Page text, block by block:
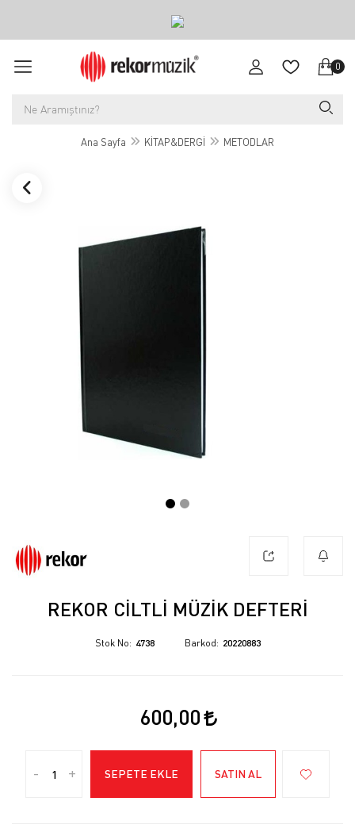
0
Ana Sayfa KİTAP&DERGİ METODLAR
REKOR CILTLI MÜZIK DEFTERI
Stok No 4738 Barkod 20220883
600,00
- + SEPETE EKLE SATIN AL